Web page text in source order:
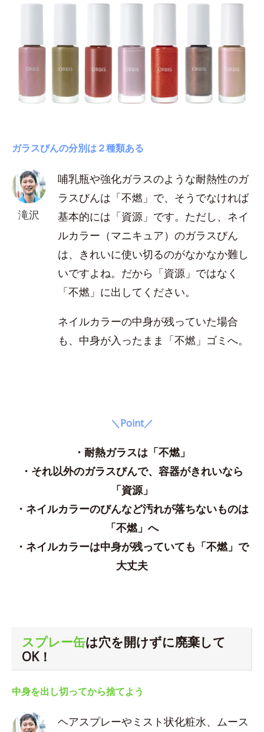
ガラスびんの分別は２種類ある
滝沢
哺乳瓶や強化ガラスのような耐熱性のガ
ラスびんは「不燃」で、そうでなければ
基本的には「資源」です。ただし、ネイ
ルカラー（マニキュア）のガラスびん
は、きれいに使い切るのがなかなか難し
いですよね。だから「資源」ではなく
「不燃」に出してください。
ネイルカラーの中身が残っていた場合
も、中身が入ったまま「不燃」ゴミへ。
＼Point／
・耐熱ガラスは「不燃」
・それ以外のガラスびんで、容器がきれいなら
「資源」
・ネイルカラーのびんなど汚れが落ちないものは
「不燃」へ
・ネイルカラーは中身が残っていても「不燃」で
大丈夫
スプレー缶は穴を開けずに廃棄して
OK！
中身を出し切ってから捨てよう
ヘアスプレーやミスト状化粧水、ムース